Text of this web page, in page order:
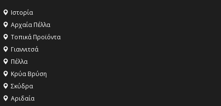
Ιστορία
Αρχαία Πέλλα
Τοπικά Προϊόντα
Γιαννιτσά
Πέλλα
Κρύα Βρύση
Σκύδρα
Αριδαία